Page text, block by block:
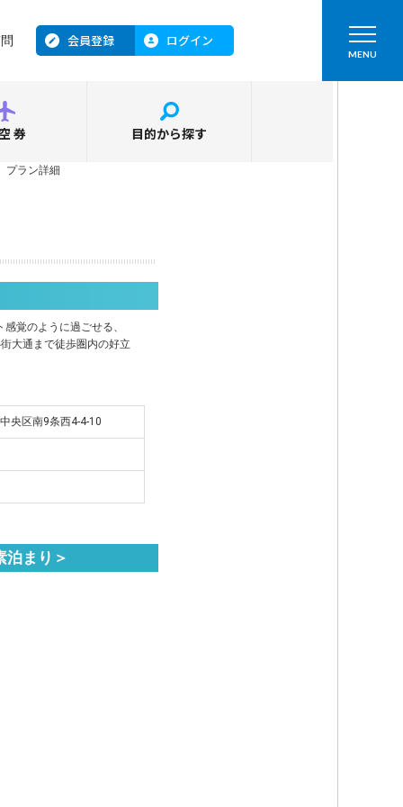
会員登録 ログイン
MENU
券 目的から探す
プラン詳細
覚のように過ごせる、
大通まで徒歩圏内の好立
央区南9条西4-4-10
まり＞